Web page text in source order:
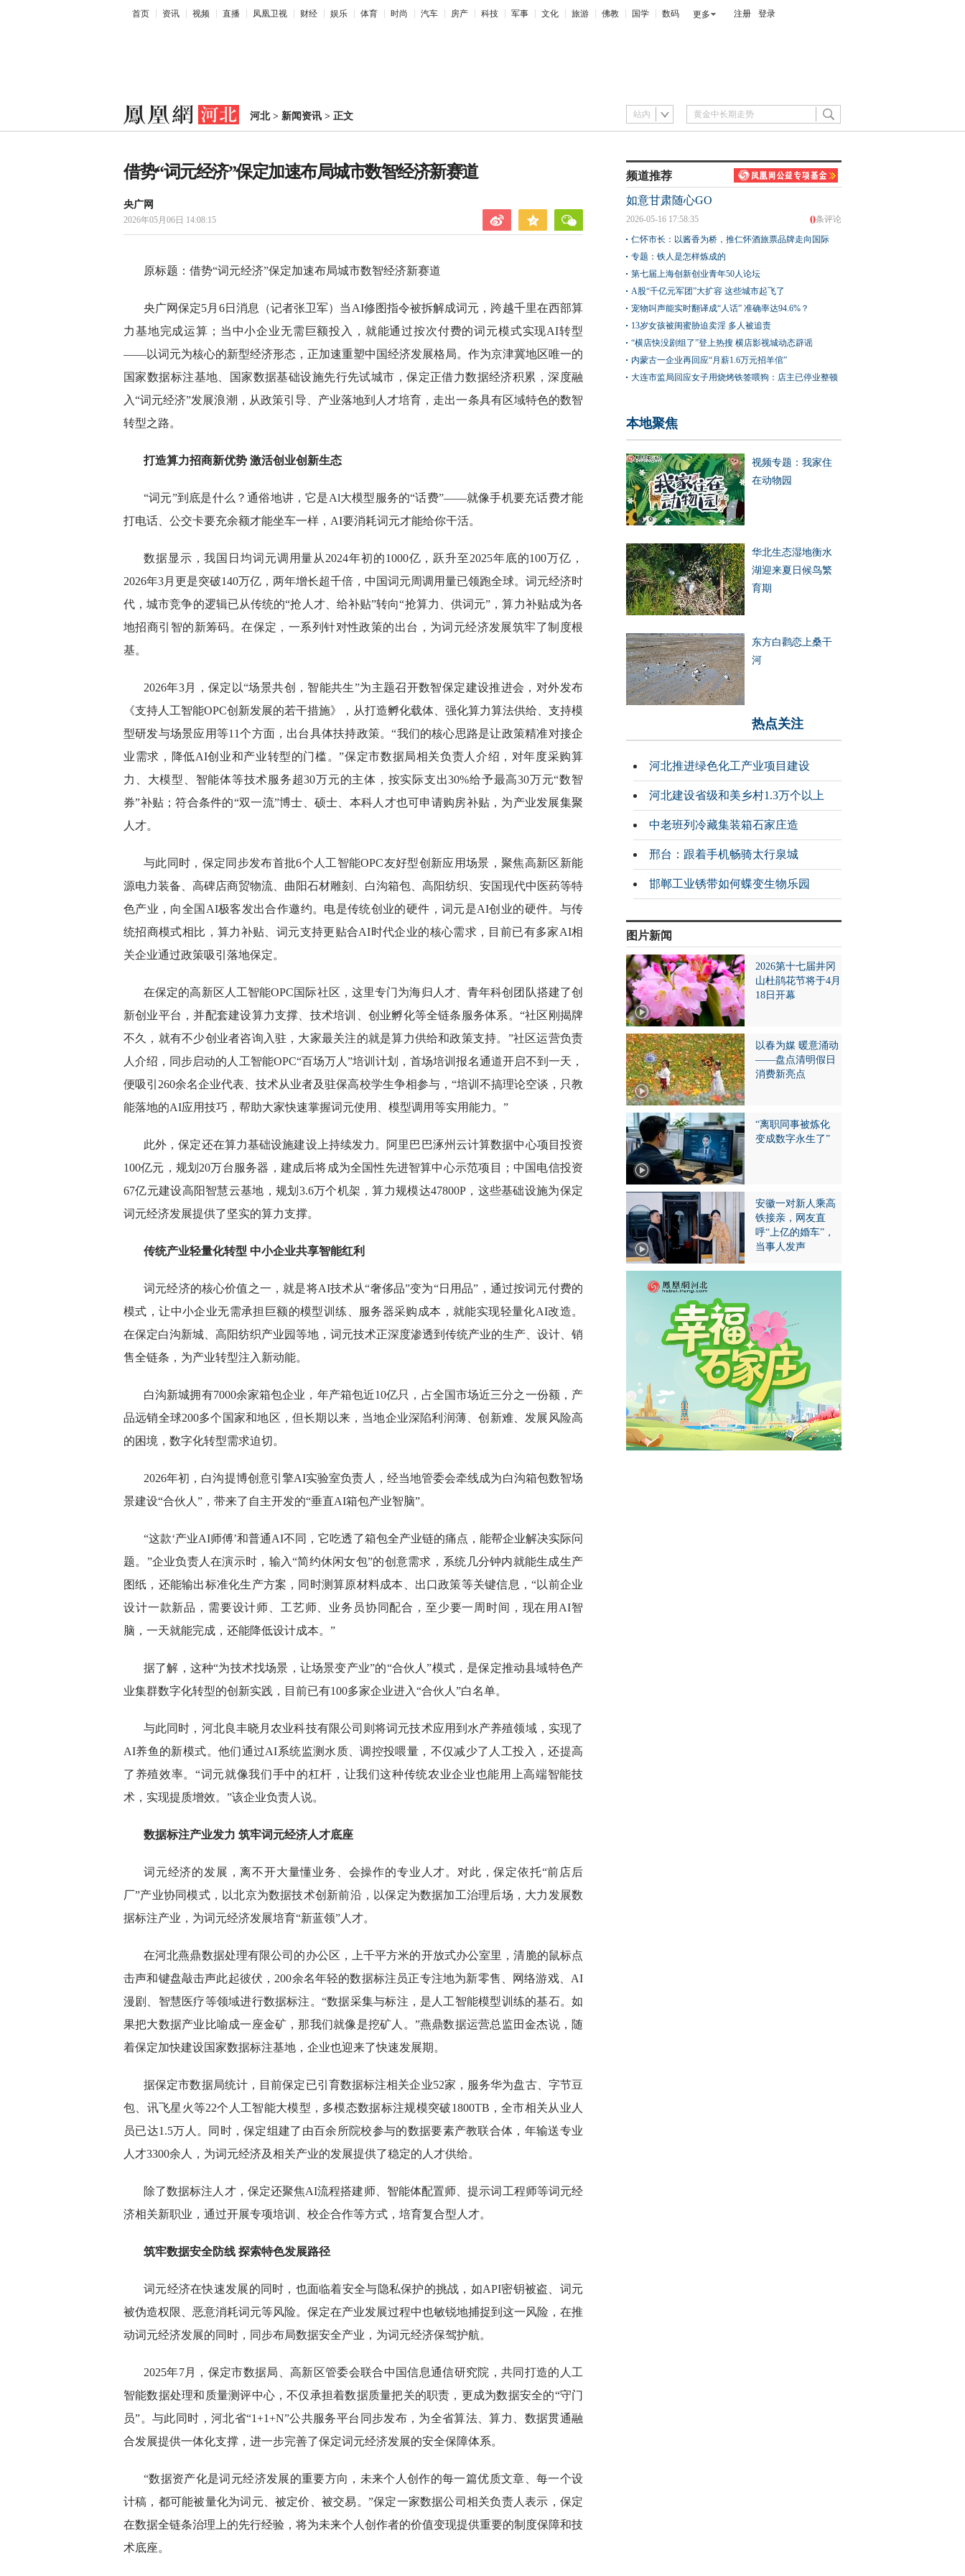
首页 资讯 视频 直播 凤凰卫视 财经 娱乐 体育 时尚 汽车 房产 科技 军事 文化 旅游 佛教 国学 数码 更多 注册 登录
河北> 新闻资讯 > 正文 站内
借势“词元经济”保定加速布局城市数智经济新赛道
央广网
2026年05月06日 14:08:15
原标题：借势“词元经济”保定加速布局城市数智经济新赛道
央广网保定5月6日消息（记者张卫军）当AI修图指令被拆解成词元，跨越千里在西部算
力基地完成运算；当中小企业无需巨额投入，就能通过按次付费的词元模式实现AI转型
——以词元为核心的新型经济形态，正加速重塑中国经济发展格局。作为京津冀地区唯一的
国家数据标注基地、国家数据基础设施先行先试城市，保定正借力数据经济积累，深度融
入“词元经济”发展浪潮，从政策引导、产业落地到人才培育，走出一条具有区域特色的数智
转型之路。
打造算力招商新优势 激活创业创新生态
“词元”到底是什么？通俗地讲，它是Al大模型服务的“话费”——就像手机要充话费才能
打电话、公交卡要充余额才能坐车一样，AI要消耗词元才能给你干活。
数据显示，我国日均词元调用量从2024年初的1000亿，跃升至2025年底的100万亿，
2026年3月更是突破140万亿，两年增长超千倍，中国词元周调用量已领跑全球。词元经济时
代，城市竞争的逻辑已从传统的“抢人才、给补贴”转向“抢算力、供词元”，算力补贴成为各
地招商引智的新筹码。在保定，一系列针对性政策的出台，为词元经济发展筑牢了制度根
基。
2026年3月，保定以“场景共创，智能共生”为主题召开数智保定建设推进会，对外发布
《支持人工智能OPC创新发展的若干措施》，从打造孵化载体、强化算力算法供给、支持模
型研发与场景应用等11个方面，出台具体扶持政策。“我们的核心思路是让政策精准对接企
业需求，降低AI创业和产业转型的门槛。”保定市数据局相关负责人介绍，对年度采购算
力、大模型、智能体等技术服务超30万元的主体，按实际支出30%给予最高30万元“数智
券”补贴；符合条件的“双一流”博士、硕士、本科人才也可申请购房补贴，为产业发展集聚
人才。
与此同时，保定同步发布首批6个人工智能OPC友好型创新应用场景，聚焦高新区新能
源电力装备、高碑店商贸物流、曲阳石材雕刻、白沟箱包、高阳纺织、安国现代中医药等特
色产业，向全国AI极客发出合作邀约。电是传统创业的硬件，词元是AI创业的硬件。与传
统招商模式相比，算力补贴、词元支持更贴合AI时代企业的核心需求，目前已有多家AI相
关企业通过政策吸引落地保定。
在保定的高新区人工智能OPC国际社区，这里专门为海归人才、青年科创团队搭建了创
新创业平台，并配套建设算力支撑、技术培训、创业孵化等全链条服务体系。“社区刚揭牌
不久，就有不少创业者咨询入驻，大家最关注的就是算力供给和政策支持。”社区运营负责
人介绍，同步启动的人工智能OPC“百场万人”培训计划，首场培训报名通道开启不到一天，
便吸引260余名企业代表、技术从业者及驻保高校学生争相参与，“培训不搞理论空谈，只教
能落地的AI应用技巧，帮助大家快速掌握词元使用、模型调用等实用能力。”
此外，保定还在算力基础设施建设上持续发力。阿里巴巴涿州云计算数据中心项目投资
100亿元，规划20万台服务器，建成后将成为全国性先进智算中心示范项目；中国电信投资
67亿元建设高阳智慧云基地，规划3.6万个机架，算力规模达47800P，这些基础设施为保定
词元经济发展提供了坚实的算力支撑。
传统产业轻量化转型 中小企业共享智能红利
词元经济的核心价值之一，就是将AI技术从“奢侈品”变为“日用品”，通过按词元付费的
模式，让中小企业无需承担巨额的模型训练、服务器采购成本，就能实现轻量化AI改造。
在保定白沟新城、高阳纺织产业园等地，词元技术正深度渗透到传统产业的生产、设计、销
售全链条，为产业转型注入新动能。
白沟新城拥有7000余家箱包企业，年产箱包近10亿只，占全国市场近三分之一份额，产
品远销全球200多个国家和地区，但长期以来，当地企业深陷利润薄、创新难、发展风险高
的困境，数字化转型需求迫切。
2026年初，白沟提博创意引擎AI实验室负责人，经当地管委会牵线成为白沟箱包数智场
景建设“合伙人”，带来了自主开发的“垂直AI箱包产业智脑”。
“这款‘产业AI师傅’和普通AI不同，它吃透了箱包全产业链的痛点，能帮企业解决实际问
题。”企业负责人在演示时，输入“简约休闲女包”的创意需求，系统几分钟内就能生成生产
图纸，还能输出标准化生产方案，同时测算原材料成本、出口政策等关键信息，“以前企业
设计一款新品，需要设计师、工艺师、业务员协同配合，至少要一周时间，现在用AI智
脑，一天就能完成，还能降低设计成本。”
据了解，这种“为技术找场景，让场景变产业”的“合伙人”模式，是保定推动县域特色产
业集群数字化转型的创新实践，目前已有100多家企业进入“合伙人”白名单。
与此同时，河北良丰晓月农业科技有限公司则将词元技术应用到水产养殖领域，实现了
AI养鱼的新模式。他们通过AI系统监测水质、调控投喂量，不仅减少了人工投入，还提高
了养殖效率。“词元就像我们手中的杠杆，让我们这种传统农业企业也能用上高端智能技
术，实现提质增效。”该企业负责人说。
数据标注产业发力 筑牢词元经济人才底座
词元经济的发展，离不开大量懂业务、会操作的专业人才。对此，保定依托“前店后
厂”产业协同模式，以北京为数据技术创新前沿，以保定为数据加工治理后场，大力发展数
据标注产业，为词元经济发展培育“新蓝领”人才。
在河北燕鼎数据处理有限公司的办公区，上千平方米的开放式办公室里，清脆的鼠标点
击声和键盘敲击声此起彼伏，200余名年轻的数据标注员正专注地为新零售、网络游戏、AI
漫剧、智慧医疗等领域进行数据标注。“数据采集与标注，是人工智能模型训练的基石。如
果把大数据产业比喻成一座金矿，那我们就像是挖矿人。”燕鼎数据运营总监田金杰说，随
着保定加快建设国家数据标注基地，企业也迎来了快速发展期。
据保定市数据局统计，目前保定已引育数据标注相关企业52家，服务华为盘古、字节豆
包、讯飞星火等22个人工智能大模型，多模态数据标注规模突破1800TB，全市相关从业人
员已达1.5万人。同时，保定组建了由百余所院校参与的数据要素产教联合体，年输送专业
人才3300余人，为词元经济及相关产业的发展提供了稳定的人才供给。
除了数据标注人才，保定还聚焦AI流程搭建师、智能体配置师、提示词工程师等词元经
济相关新职业，通过开展专项培训、校企合作等方式，培育复合型人才。
筑牢数据安全防线 探索特色发展路径
词元经济在快速发展的同时，也面临着安全与隐私保护的挑战，如API密钥被盗、词元
被伪造权限、恶意消耗词元等风险。保定在产业发展过程中也敏锐地捕捉到这一风险，在推
动词元经济发展的同时，同步布局数据安全产业，为词元经济保驾护航。
2025年7月，保定市数据局、高新区管委会联合中国信息通信研究院，共同打造的人工
智能数据处理和质量测评中心，不仅承担着数据质量把关的职责，更成为数据安全的“守门
员”。与此同时，河北省“1+1+N”公共服务平台同步发布，为全省算法、算力、数据贯通融
合发展提供一体化支撑，进一步完善了保定词元经济发展的安全保障体系。
“数据资产化是词元经济发展的重要方向，未来个人创作的每一篇优质文章、每一个设
计稿，都可能被量化为词元、被定价、被交易。”保定一家数据公司相关负责人表示，保定
在数据全链条治理上的先行经验，将为未来个人创作者的价值变现提供重要的制度保障和技
术底座。
频道推荐
如意甘肃随心GO
0条评论
2026-05-16 17:58:35
仁怀市长：以酱香为桥，推仁怀酒旅票品牌走向国际
专题：铁人是怎样炼成的
第七届上海创新创业青年50人论坛
A股“千亿元军团”大扩容 这些城市起飞了
宠物叫声能实时翻译成“人话” 准确率达94.6%？
13岁女孩被闺蜜胁迫卖淫 多人被追责
“横店快没剧组了”登上热搜 横店影视城动态辟谣
内蒙古一企业再回应“月薪1.6万元招羊倌”
大连市监局回应女子用烧烤铁签喂狗：店主已停业整顿
本地聚焦
视频专题：我家住
在动物园
华北生态湿地衡水
湖迎来夏日候鸟繁
育期
东方白鹳恋上桑干
河
热点关注
河北推进绿色化工产业项目建设
河北建设省级和美乡村1.3万个以上
中老班列冷藏集装箱石家庄造
邢台：跟着手机畅骑太行泉城
邯郸工业锈带如何蝶变生物乐园
图片新闻
2026第十七届井冈
山杜鹃花节将于4月
18日开幕
以春为媒 暖意涌动
——盘点清明假日
消费新亮点
“离职同事被炼化
变成数字永生了”
安徽一对新人乘高
铁接亲，网友直
呼“上亿的婚车”，
当事人发声